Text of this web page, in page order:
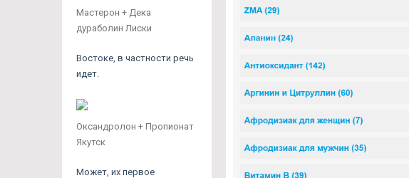
Мастерон + Дека
дураболин Лиски
Востоке, в частности речь
идет.
Оксандролон + Пропионат
Якутск
Может, их первое